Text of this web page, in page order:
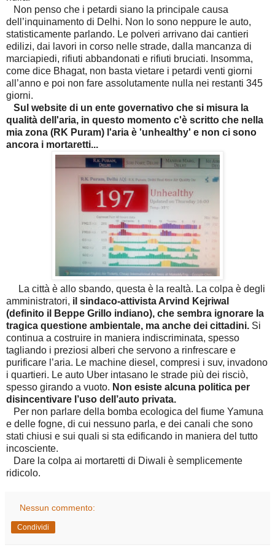
Non penso che i petardi siano la principale causa
dell’inquinamento di Delhi. Non lo sono neppure le auto,
statisticamente parlando. Le polveri arrivano dai cantieri
edilizi, dai lavori in corso nelle strade, dalla mancanza di
marciapiedi, rifiuti abbandonati e rifiuti bruciati. Insomma,
come dice Bhagat, non basta vietare i petardi venti giorni
all’anno e poi non fare assolutamente nulla nei restanti 345
giorni.
Sul website di un ente governativo che si misura la
qualità dell'aria, in questo momento c'è scritto che nella
mia zona (RK Puram) l'aria è 'unhealthy' e non ci sono
ancora i mortaretti...
La città è allo sbando, questa è la realtà. La colpa è degli
amministratori, il sindaco-attivista Arvind Kejriwal
(definito il Beppe Grillo indiano), che sembra ignorare la
tragica questione ambientale, ma anche dei cittadini. Si
continua a costruire in maniera indiscriminata, spesso
tagliando i preziosi alberi che servono a rinfrescare e
purificare l’aria. Le machine diesel, compresi i suv, invadono
i quartieri. Le auto Uber intasano le strade più dei risciò,
spesso girando a vuoto. Non esiste alcuna politica per
disincentivare l’uso dell’auto privata.
Per non parlare della bomba ecologica del fiume Yamuna
e delle fogne, di cui nessuno parla, e dei canali che sono
stati chiusi e sui quali si sta edificando in maniera del tutto
incosciente.
Dare la colpa ai mortaretti di Diwali è semplicemente
ridicolo.
Nessun commento:
Condividi